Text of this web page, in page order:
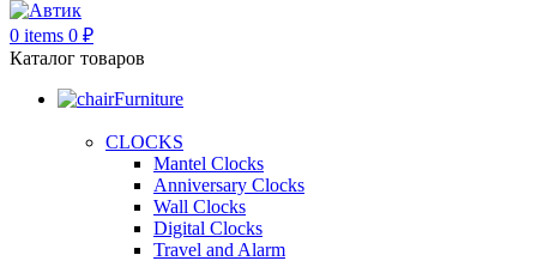
0 items 0 ₽
Каталог товаров
Furniture
CLOCKS
Mantel Clocks
Anniversary Clocks
Wall Clocks
Digital Clocks
Travel and Alarm